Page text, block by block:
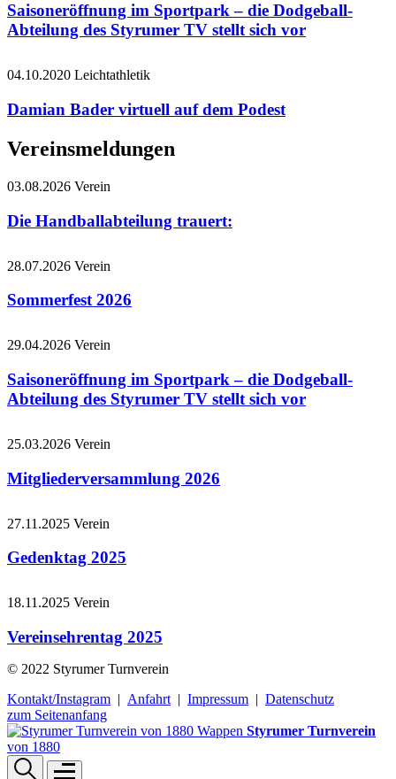
Saisoneröffnung im Sportpark – die Dodgeball-
Abteilung des Styrumer TV stellt sich vor
04.10.2020 Leichtathletik
Damian Bader virtuell auf dem Podest
Vereinsmeldungen
03.08.2026 Verein
Die Handballabteilung trauert:
28.07.2026 Verein
Sommerfest 2026
29.04.2026 Verein
Saisoneröffnung im Sportpark – die Dodgeball-
Abteilung des Styrumer TV stellt sich vor
25.03.2026 Verein
Mitgliederversammlung 2026
27.11.2025 Verein
Gedenktag 2025
18.11.2025 Verein
Vereinsehrentag 2025
© 2022 Styrumer Turnverein
Kontakt/Instagram | Anfahrt | Impressum | Datenschutz
zum Seitenanfang
Styrumer Turnverein
von 1880